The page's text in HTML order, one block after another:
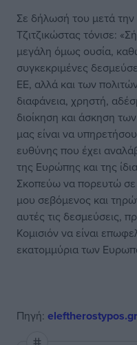
Σε δήλωσή του μετά
Τζιτζικώστας τόνισε:
μεγάλη όμως ουσία,
συγκεκριμένες
ΕΕ, αλλά και των
διαφάνεια, χρηστή,
διοίκηση και άσκηση
μας είναι να
ευθύνης που έχει
της Ευρώπης και της
Σκοπεύω να πορευτώ σε
μου σεβόμενος και
αυτές τις δεσμεύσεις,
Κομισιόν να είναι
εκατομμύρια των
Πηγή: eleftherostypos.gr